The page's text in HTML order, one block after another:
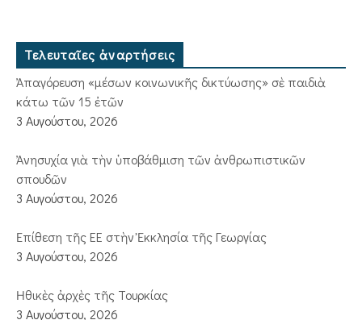
Τελευταῖες ἀναρτήσεις
Ἀπαγόρευση «μέσων κοινωνικῆς δικτύωσης» σὲ παιδιὰ
κάτω τῶν 15 ἐτῶν
3 Αυγούστου, 2026
Ἀνησυχία γιὰ τὴν ὑποβάθμιση τῶν ἀνθρωπιστικῶν
σπουδῶν
3 Αυγούστου, 2026
Ἐπίθεση τῆς ΕΕ στὴν Ἐκκλησία τῆς Γεωργίας
3 Αυγούστου, 2026
Ἠθικὲς ἀρχὲς τῆς Τουρκίας
3 Αυγούστου, 2026